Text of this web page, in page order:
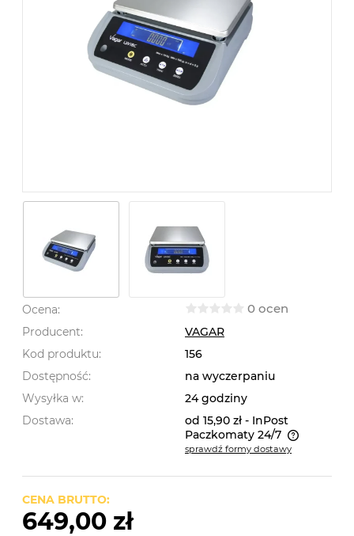
Ocena: 0 ocen
Producent:
VAGAR
Kod produktu:
156
Dostępność:
na wyczerpaniu
Wysyłka w:
24 godziny
Dostawa:
od 15,90 zł - InPost
Paczkomaty 24/7
Cena nie zawiera ewentualnych kosztów płatności
sprawdź formy dostawy
CENA BRUTTO:
649,00 zł